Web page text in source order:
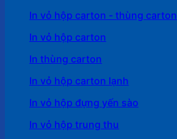
In vỏ hộp carton - thùng carton
In vỏ hộp carton
In thùng carton
In vỏ hộp carton lạnh
In vỏ hộp đựng yến sào
In vỏ hộp trung thu